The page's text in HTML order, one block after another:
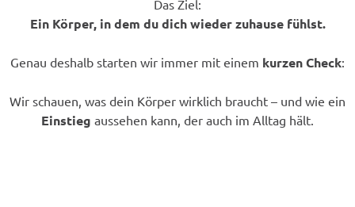
Das Ziel:
Ein Körper, in dem du dich wieder zuhause fühlst.
Genau deshalb starten wir immer mit einem kurzen Check:
Wir schauen, was dein Körper wirklich braucht – und wie ein
Einstieg aussehen kann, der auch im Alltag hält.